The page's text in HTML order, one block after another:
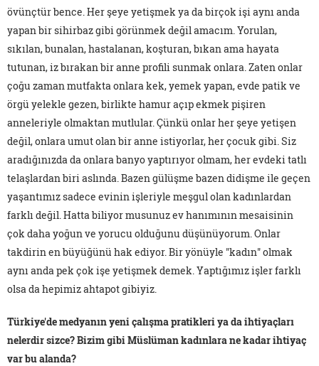
övünçtür bence. Her şeye yetişmek ya da birçok işi aynı anda
yapan bir sihirbaz gibi görünmek değil amacım. Yorulan,
sıkılan, bunalan, hastalanan, koşturan, bıkan ama hayata
tutunan, iz bırakan bir anne profili sunmak onlara. Zaten onlar
çoğu zaman mutfakta onlara kek, yemek yapan, evde patik ve
örgü yelekle gezen, birlikte hamur açıp ekmek pişiren
anneleriyle olmaktan mutlular. Çünkü onlar her şeye yetişen
değil, onlara umut olan bir anne istiyorlar, her çocuk gibi. Siz
aradığınızda da onlara banyo yaptırıyor olmam, her evdeki tatlı
telaşlardan biri aslında. Bazen gülüşme bazen didişme ile geçen
yaşantımız sadece evinin işleriyle meşgul olan kadınlardan
farklı değil. Hatta biliyor musunuz ev hanımının mesaisinin
çok daha yoğun ve yorucu olduğunu düşünüyorum. Onlar
takdirin en büyüğünü hak ediyor. Bir yönüyle "kadın" olmak
aynı anda pek çok işe yetişmek demek. Yaptığımız işler farklı
olsa da hepimiz ahtapot gibiyiz.
Türkiye'de medyanın yeni çalışma pratikleri ya da ihtiyaçları
nelerdir sizce? Bizim gibi Müslüman kadınlara ne kadar ihtiyaç
var bu alanda?